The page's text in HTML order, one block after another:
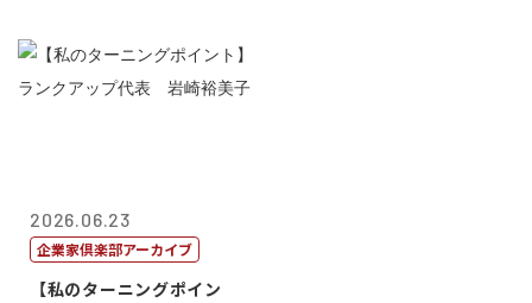
2026.06.23
企業家倶楽部アーカイブ
【私のターニングポイン